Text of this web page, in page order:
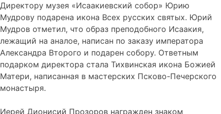
Директору музея «Исаакиевский собор» Юрию
Мудрову подарена икона Всех русских святых. Юрий
Мудров отметил, что образ преподобного Исаакия,
лежащий на аналое, написан по заказу императора
Александра Второго и подарен собору. Ответным
подарком директора стала Тихвинская икона Божией
Матери, написанная в мастерских Псково-Печерского
монастыря.
Иерей Дионисий Прозоров награжден знаком